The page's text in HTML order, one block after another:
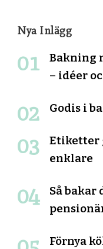
Nya Inlägg
Bakning
– idéer
Godis i
Etiketter
enklare
Så bakar
Förnya